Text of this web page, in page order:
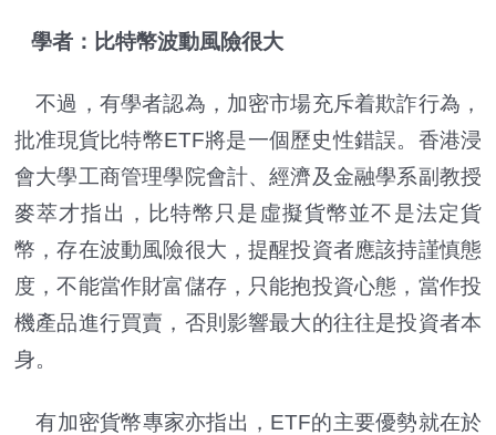
學者：比特幣波動風險很大
不過，有學者認為，加密市場充斥着欺詐行為，
批准現貨比特幣ETF將是一個歷史性錯誤。香港浸
會大學工商管理學院會計、經濟及金融學系副教授
麥萃才指出，比特幣只是虛擬貨幣並不是法定貨
幣，存在波動風險很大，提醒投資者應該持謹慎態
度，不能當作財富儲存，只能抱投資心態，當作投
機產品進行買賣，否則影響最大的往往是投資者本
身。
有加密貨幣專家亦指出，ETF的主要優勢就在於